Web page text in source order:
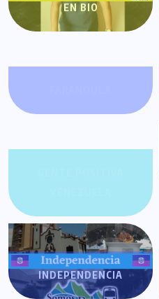
EN BIO
INDEPENDENCIA